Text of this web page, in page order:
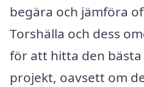
begära och jämföra
Torshälla och dess
för att hitta den
projekt, oavsett om